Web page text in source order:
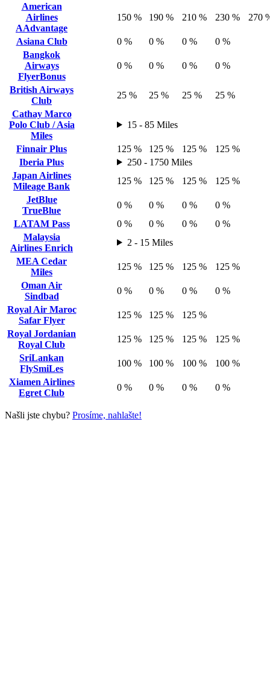
American
Airlines
AAdvantage
150 % 190 % 210 % 230 % 270
Asiana Club 0 % 0 % 0 %
0 %
Bangkok
Airways
FlyerBonus
0 % 0 % 0 % 0 %
British Airways
Club
25 % 25 % 25 %
25 %
Cathay Marco
Polo Club / Asia
Miles
15 - 85 Miles
Finnair Plus 125 % 125 % 125 %
125 %
Iberia Plus
250 - 1750 Miles
Japan Airlines
Mileage Bank
125 % 125 % 125 %
125 %
JetBlue
TrueBlue
0 % 0 % 0 %
0 %
LATAM Pass
0 % 0 % 0 %
0 %
Malaysia
Airlines Enrich
2 - 15 Miles
MEA Cedar
Miles
125 % 125 % 125 %
125 %
Oman Air
Sindbad
0 % 0 % 0 %
0 %
Royal Air Maroc
Safar Flyer
125 % 125 %
125 %
Royal Jordanian
Royal Club
125 % 125 % 125 %
125 %
SriLankan
FlySmiLes
100 % 100 % 100 %
100 %
Xiamen Airlines
Egret Club
0 % 0 % 0 % 0 %
Našli jste chybu? Prosíme, nahlašte!